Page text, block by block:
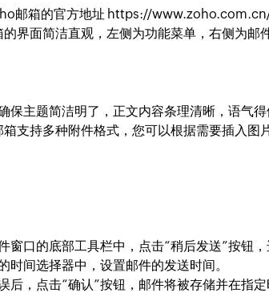
邮箱的官方地址 https://
的界面简洁直观，左侧为功能菜单，右侧为邮
确保主题简洁明了，正文内容条理清晰，语气得
箱支持多种附件格式，您可以根据需要插入
窗口的底部工具栏中，点击“稍后发送”按钮，
时间选择器中，设置邮件的发送时间。
后，点击“确认”按钮，邮件将被存储并在指定